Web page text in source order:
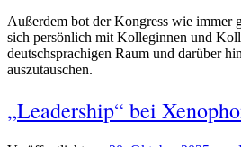
Außerdem bot der Kongress wie immer
sich persönlich mit Kolleginnen und
deutschsprachigen Raum und darüber
auszutauschen.
„Leadership“ bei